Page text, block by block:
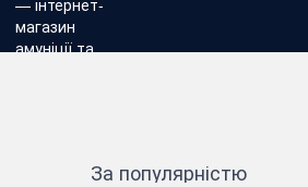
За популярністю